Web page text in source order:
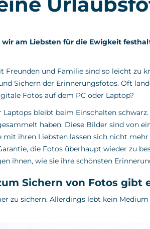
am Liebsten für die Ewigkeit
und Familie sind so leicht zu
Sichern der Erinnerungsfotos. Oft
Fotos auf dem PC oder Laptop?
bleibt beim Einschalten
haben. Diese Bilder sind von
mit ihren Liebsten lassen sich nicht
die Fotos überhaupt wieder zu
ihnen, wie sie ihre schönsten
Sichern von Fotos gibt
zu sichern. Allerdings lebt kein